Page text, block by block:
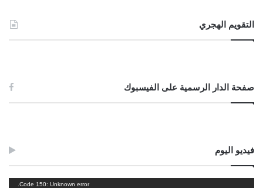
التقويم الهجري
صفحة الدار الرسمية على الفيسبوك
فيديو اليوم
Code 150: Unknown error.